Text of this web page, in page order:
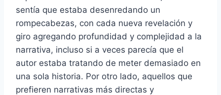
sentía que estaba desenredando un
rompecabezas, con cada nueva revelación y
giro agregando profundidad y complejidad a la
narrativa, incluso si a veces parecía que el
autor estaba tratando de meter demasiado en
una sola historia. Por otro lado, aquellos que
prefieren narrativas más directas y